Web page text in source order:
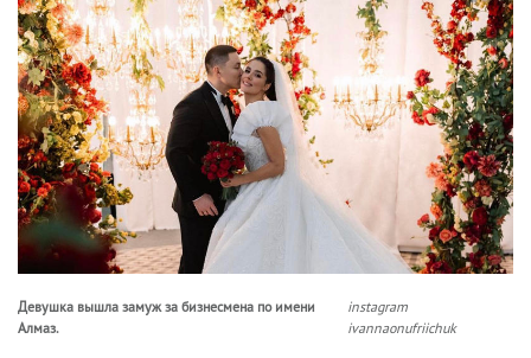
Девушка вышла замуж за бизнесмена по имени
Алмаз.
instagram
ivannaonufriichuk